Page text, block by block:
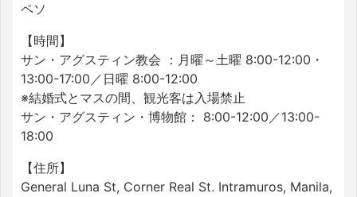
ペソ
【時間】
サン・アグスティン教会 ：月曜～土曜 8:00-12:00・
13:00-17:00／日曜 8:00-12:00
※結婚式とマスの間、観光客は入場禁止
サン・アグスティン・博物館： 8:00-12:00／13:00-
18:00
【住所】
General Luna St, Corner Real St. Intramuros, Manila,